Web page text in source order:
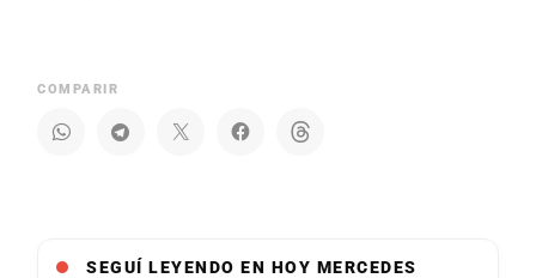
COMPARIR
SEGUÍ LEYENDO EN HOY MERCEDES